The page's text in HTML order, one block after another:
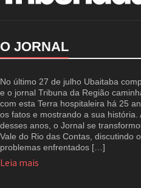
O JORNAL
No último 27 de julho Ubaitaba
e o jornal Tribuna da Região
com esta Terra hospitaleira há 25
os fatos e mostrando a sua história.
desses anos, o Jornal se
Vale do Rio das Contas, discutindo
problemas enfrentados […]
Leia mais